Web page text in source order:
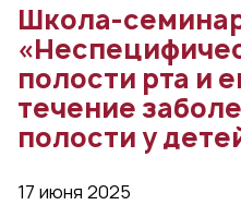
Школа-
полости рта и
течение
полости у
17 июня 2025